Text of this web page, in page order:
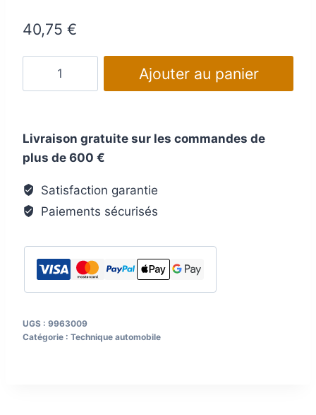
40,75 €
Typ
EN71
kg/h
Leistungsstufe
Manometer
Ajouter au panier
Livraison gratuite sur les commandes de
plus de 600 €
Satisfaction garantie
Paiements sécurisés
UGS : 9963009
Catégorie : Technique automobile